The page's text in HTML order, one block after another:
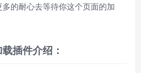
的耐心去等待你这个页面的加
插件介绍：